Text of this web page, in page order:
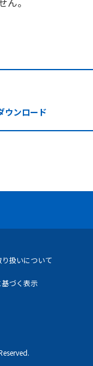
ンロード
扱いについて
づく表示